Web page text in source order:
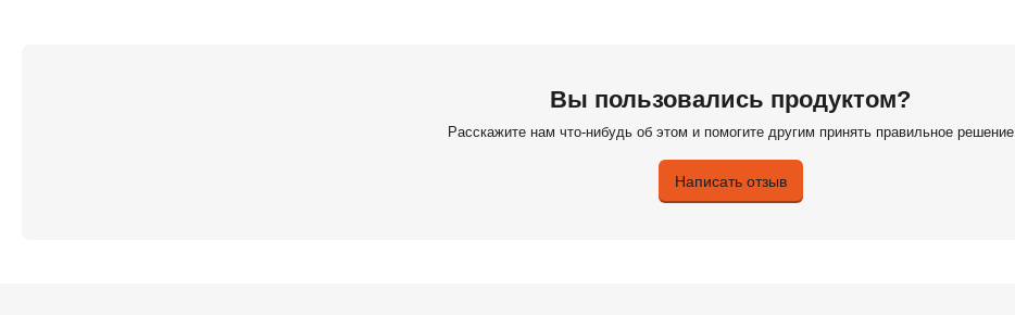
Вы пользовались продуктом?
Расскажите нам что-нибудь об этом и помогите другим принять правильное решение
Написать отзыв